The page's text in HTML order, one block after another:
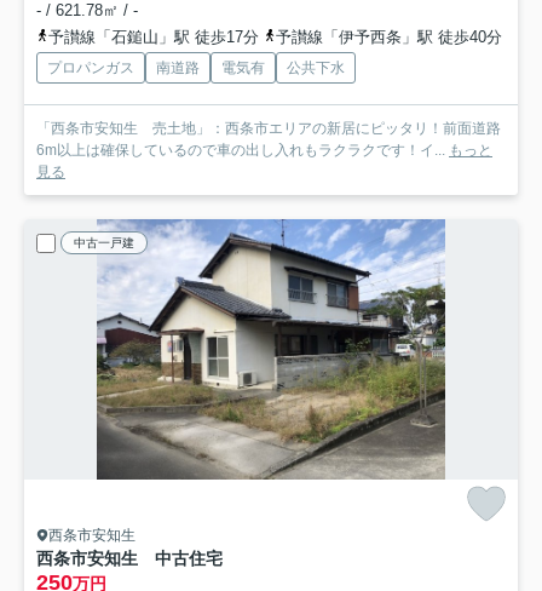
- / 621.78㎡ / -
予讃線「石鎚山」駅 徒歩17分
予讃線「伊予西条」駅 徒歩40分
プロパンガス 南道路 電気有 公共下水
「西条市安知生 売土地」：西条市エリアの新居にピッタリ！前面道路
6m以上は確保しているので車の出し入れもラクラクです！イ... もっと
見る
中古一戸建
西条市安知生
西条市安知生 中古住宅
250万円